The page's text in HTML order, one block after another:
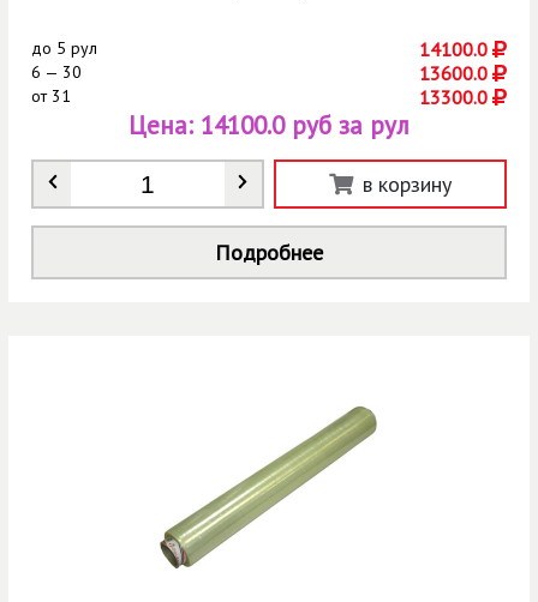
до 5 рул 14100.0
6 — 30 13600.0
от31 13300.0
Количество
Цена: 14100.0 руб за рул
в корзину
Подробнее